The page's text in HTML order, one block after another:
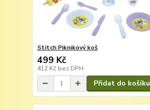
Stitch Piknikový koš
499 Kč
412 Kč bez DPH
Přidat do košíku